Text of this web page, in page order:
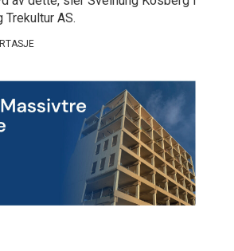
Trekultur AS.